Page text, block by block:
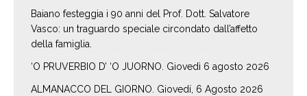
Baiano festeggia i 90 anni del Prof. Dott. Salvatore
Vasco: un traguardo speciale circondato dall’affetto
della famiglia.
‘O PRUVERBIO D’ ‘O JUORNO. Giovedì 6 agosto 2026
ALMANACCO DEL GIORNO. Giovedí, 6 Agosto 2026